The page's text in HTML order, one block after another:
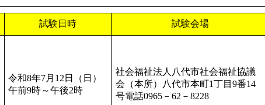
試験日時 試験会場
令和8年7月12日（日）
午前9時～午後2時
社会福祉法人八代市社会福祉協議
会（本所）八代市本町1丁目9番14
号電話0965－62－8228